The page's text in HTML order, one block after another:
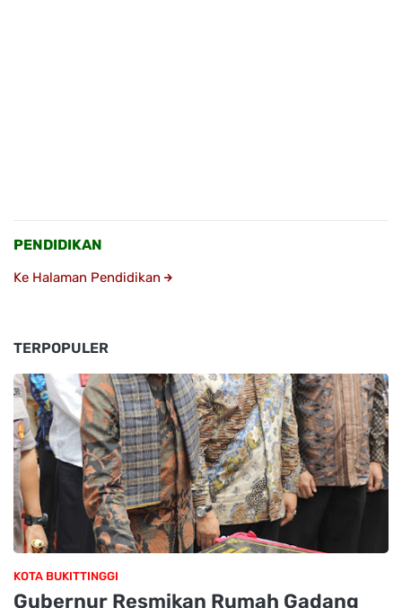
PENDIDIKAN
Ke Halaman Pendidikan
TERPOPULER
KOTA BUKITTINGGI
Gubernur Resmikan Rumah Gadang